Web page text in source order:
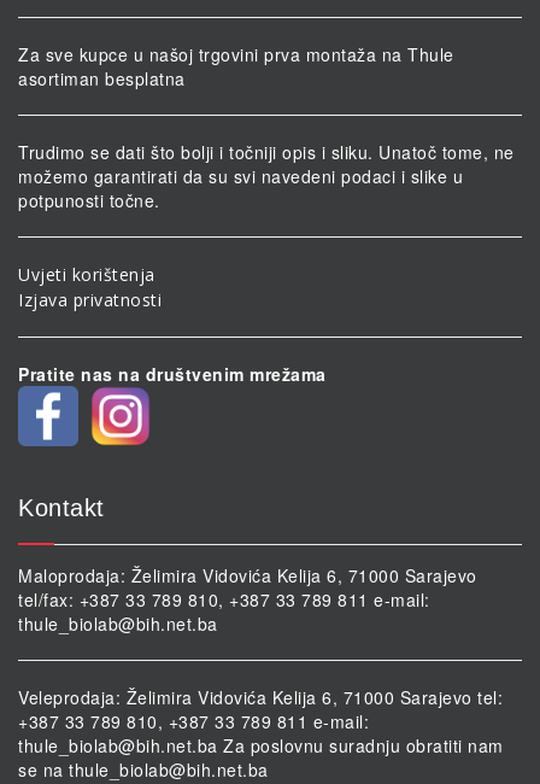
Za sve kupce u našoj trgovini prva montaža na Thule
asortiman besplatna
Trudimo se dati što bolji i točniji opis i sliku. Unatoč tome, ne
možemo garantirati da su svi navedeni podaci i slike u
potpunosti točne.
Uvjeti korištenja
Izjava privatnosti
Pratite nas na društvenim mrežama
Kontakt
Maloprodaja: Želimira Vidovića Kelija 6, 71000 Sarajevo
tel/fax: +387 33 789 810, +387 33 789 811 e-mail:
thule_biolab@bih.net.ba
Veleprodaja: Želimira Vidovića Kelija 6, 71000 Sarajevo tel:
+387 33 789 810, +387 33 789 811 e-mail:
thule_biolab@bih.net.ba Za poslovnu suradnju obratiti nam
se na thule_biolab@bih.net.ba